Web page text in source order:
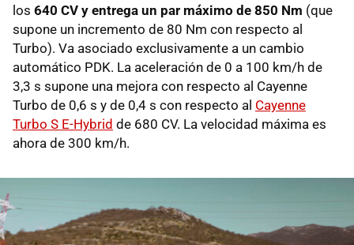
los 640 CV y entrega un par máximo de 850 Nm (que
supone un incremento de 80 Nm con respecto al
Turbo). Va asociado exclusivamente a un cambio
automático PDK. La aceleración de 0 a 100 km/h de
3,3 s supone una mejora con respecto al Cayenne
Turbo de 0,6 s y de 0,4 s con respecto al Cayenne
Turbo S E-Hybrid de 680 CV. La velocidad máxima es
ahora de 300 km/h.